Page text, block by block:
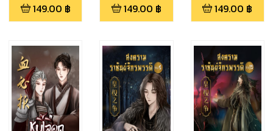
149.00 ฿ 149.00 ฿ 149.00 ฿